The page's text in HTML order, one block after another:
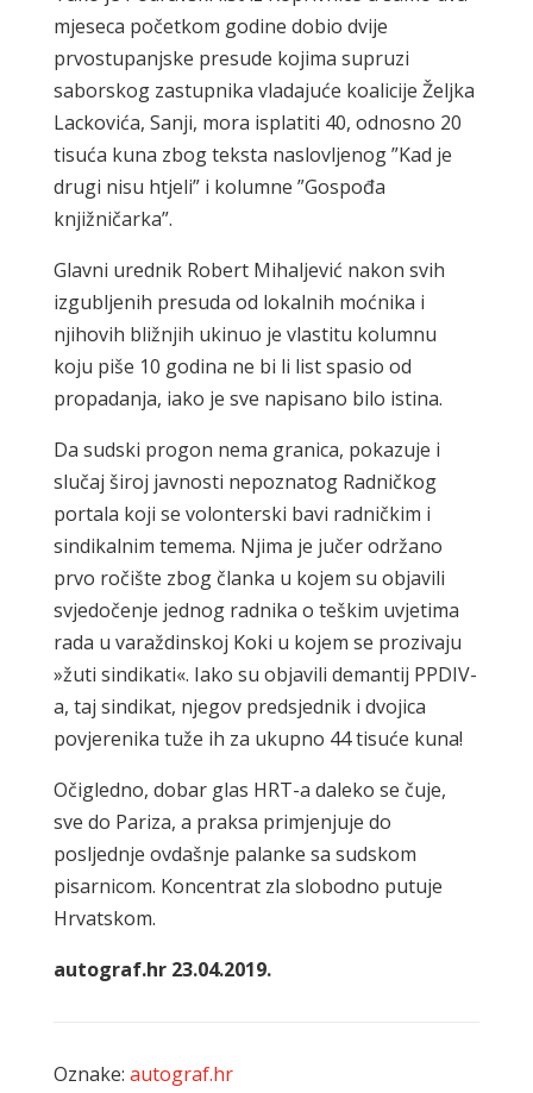
mjeseca početkom godine dobio dvije
prvostupanjske presude kojima supruzi
saborskog zastupnika vladajuće koalicije Željka
Lackovića, Sanji, mora isplatiti 40, odnosno 20
tisuća kuna zbog teksta naslovljenog ”Kad je
drugi nisu htjeli” i kolumne ”Gospođa
knjižničarka”.
Glavni urednik Robert Mihaljević nakon svih
izgubljenih presuda od lokalnih moćnika i
njihovih bližnjih ukinuo je vlastitu kolumnu
koju piše 10 godina ne bi li list spasio od
propadanja, iako je sve napisano bilo istina.
Da sudski progon nema granica, pokazuje i
slučaj široj javnosti nepoznatog Radničkog
portala koji se volonterski bavi radničkim i
sindikalnim temema. Njima je jučer održano
prvo ročište zbog članka u kojem su objavili
svjedočenje jednog radnika o teškim uvjetima
rada u varaždinskoj Koki u kojem se prozivaju
»žuti sindikati«. Iako su objavili demantij PPDIV-
a, taj sindikat, njegov predsjednik i dvojica
povjerenika tuže ih za ukupno 44 tisuće kuna!
Očigledno, dobar glas HRT-a daleko se čuje,
sve do Pariza, a praksa primjenjuje do
posljednje ovdašnje palanke sa sudskom
pisarnicom. Koncentrat zla slobodno putuje
Hrvatskom.
autograf.hr 23.04.2019.
Oznake: autograf.hr